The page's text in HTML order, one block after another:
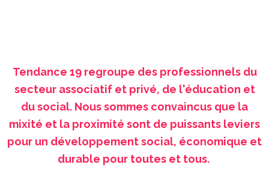
Tendance 19 regroupe des professionnels du
secteur associatif et privé, de l'éducation et
du social. Nous sommes convaincus que la
mixité et la proximité sont de puissants leviers
pour un développement social, économique et
durable pour toutes et tous.